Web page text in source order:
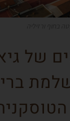
של